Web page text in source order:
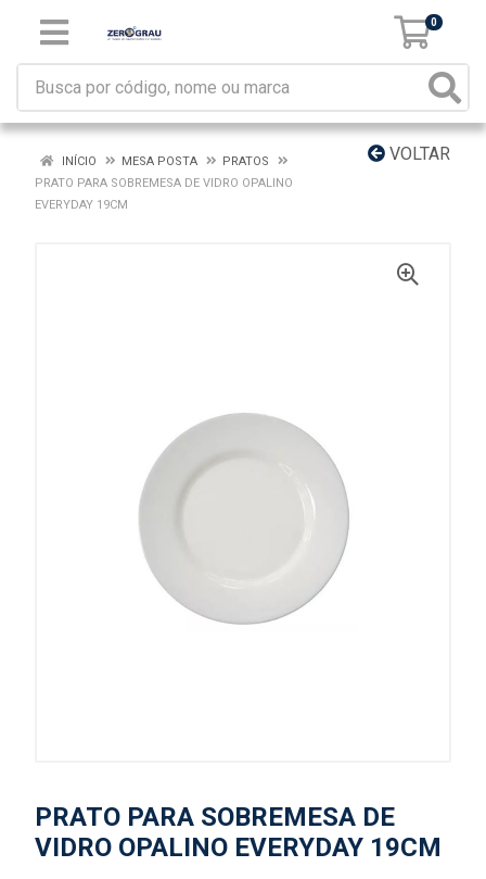
0
VOLTAR
INÍCIO MESA POSTA
PRATOS
PRATO PARA SOBREMESA DE VIDRO OPALINO
EVERYDAY 19CM
PRATO PARA SOBREMESA DE
VIDRO OPALINO EVERYDAY 19CM